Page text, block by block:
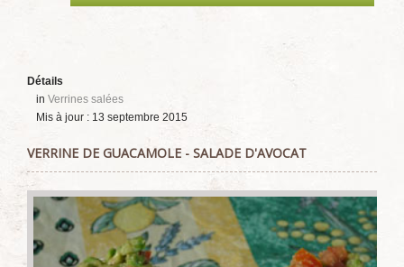
Détails
in Verrines salées
Mis à jour : 13 septembre 2015
VERRINE DE GUACAMOLE - SALADE D'AVOCAT